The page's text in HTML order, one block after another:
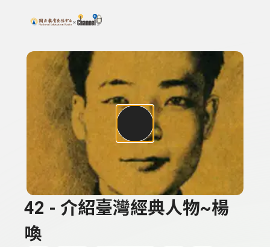
上方功能區塊
搜尋關鍵字：可輸入節目名稱、主持人或關鍵字
42 - 介紹臺灣經典人物~楊
喚